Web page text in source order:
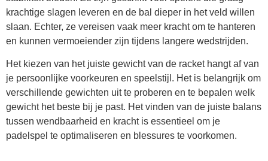
krachtige slagen leveren en de bal dieper in het veld willen
slaan. Echter, ze vereisen vaak meer kracht om te hanteren
en kunnen vermoeiender zijn tijdens langere wedstrijden.
Het kiezen van het juiste gewicht van de racket hangt af van
je persoonlijke voorkeuren en speelstijl. Het is belangrijk om
verschillende gewichten uit te proberen en te bepalen welk
gewicht het beste bij je past. Het vinden van de juiste balans
tussen wendbaarheid en kracht is essentieel om je
padelspel te optimaliseren en blessures te voorkomen.